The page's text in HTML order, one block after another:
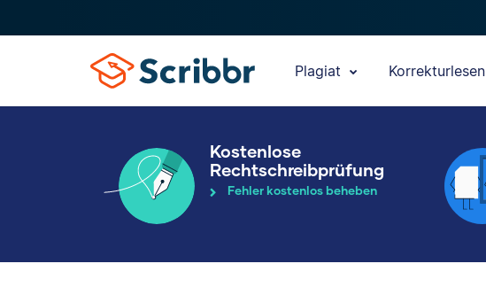
Plagiat Korrekturlesen
Kostenlose
Rechtschreibprüfung
Fehler kostenlos beheben